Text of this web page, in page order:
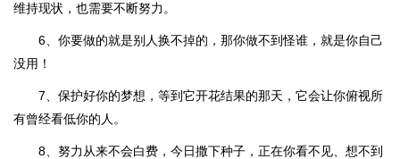
维持现状，也需要不断努力。
6、你要做的就是别人换不掉的，那你做不到怪谁，就是你自己
没用！
7、保护好你的梦想，等到它开花结果的那天，它会让你俯视所
有曾经看低你的人。
8、努力从来不会白费，今日撒下种子，正在你看不见、想不到